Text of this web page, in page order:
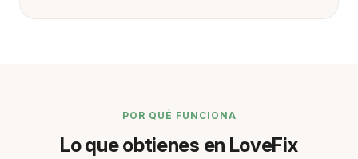
POR QUÉ FUNCIONA
Lo que obtienes en LoveFix